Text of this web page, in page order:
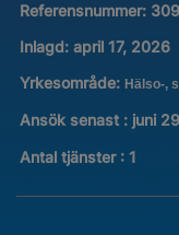
Referensnummer:
Inlagd: april 17, 2026
Yrkesområde: Hälso-,
Ansök senast : juni
Antal tjänster : 1